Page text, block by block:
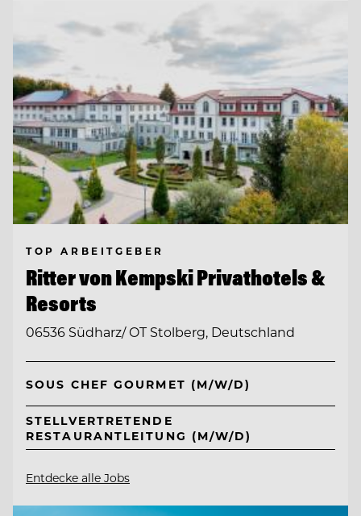
TOP ARBEITGEBER
Ritter von Kempski Privathotels &
Resorts
06536 Südharz/ OT Stolberg, Deutschland
SOUS CHEF GOURMET (M/W/D)
STELLVERTRETENDE
RESTAURANTLEITUNG (M/W/D)
Entdecke alle Jobs